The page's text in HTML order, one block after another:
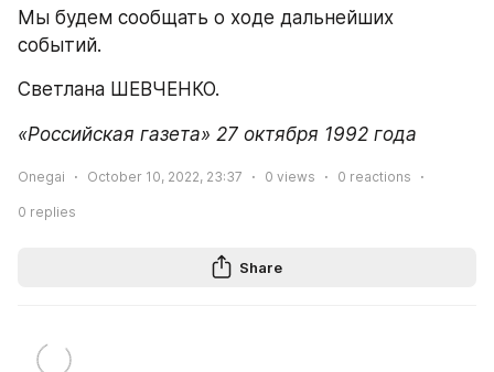
Мы будем сообщать о ходе дальнейших
событий.
Светлана ШЕВЧЕНКО.
«Российская газета» 27 октября 1992 года
Onegai October 10, 2022, 23:37 0 views 0 reactions
0 replies
Share